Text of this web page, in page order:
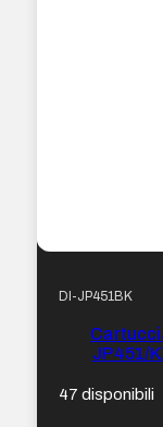
DI-JP451BK
JP451/
47 disponibili